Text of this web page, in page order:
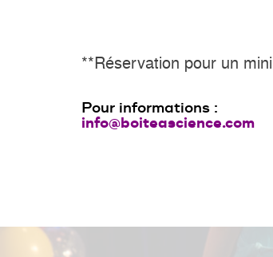
**Réservation pour un
Pour informations :
info@boiteascience.com